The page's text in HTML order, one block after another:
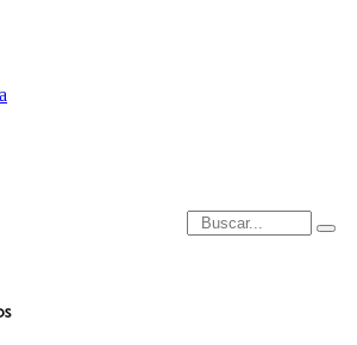
Introduce términos de